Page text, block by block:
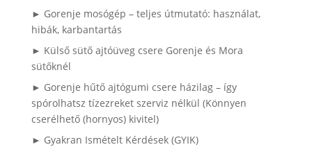
► Gorenje mosógép – teljes útmutató: használat,
hibák, karbantartás
► Külső sütő ajtóüveg csere Gorenje és Mora
sütőknél
► Gorenje hűtő ajtógumi csere házilag – így
spórolhatsz tízezreket szerviz nélkül (Könnyen
cserélhető (hornyos) kivitel)
► Gyakran Ismételt Kérdések (GYIK)